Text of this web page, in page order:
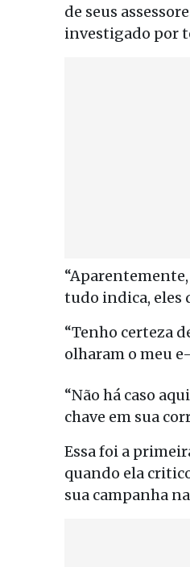
de seus
investigado por
tudo indica, eles
“Tenho certeza
olharam o meu
“Não há caso
chave em sua
Essa foi a
quando ela
sua campanha